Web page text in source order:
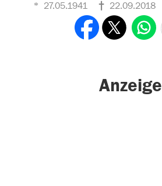
27.05.1941 22.09.2018
Anzeige